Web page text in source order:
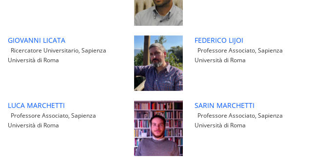
GIOVANNI LICATA
Ricercatore Universitario, Sapienza
Università di Roma
FEDERICO LIJOI
Professore Associato, Sapienza
Università di Roma
LUCA MARCHETTI
Professore Associato, Sapienza
Università di Roma
SARIN MARCHETTI
Professore Associato, Sapienza
Università di Roma